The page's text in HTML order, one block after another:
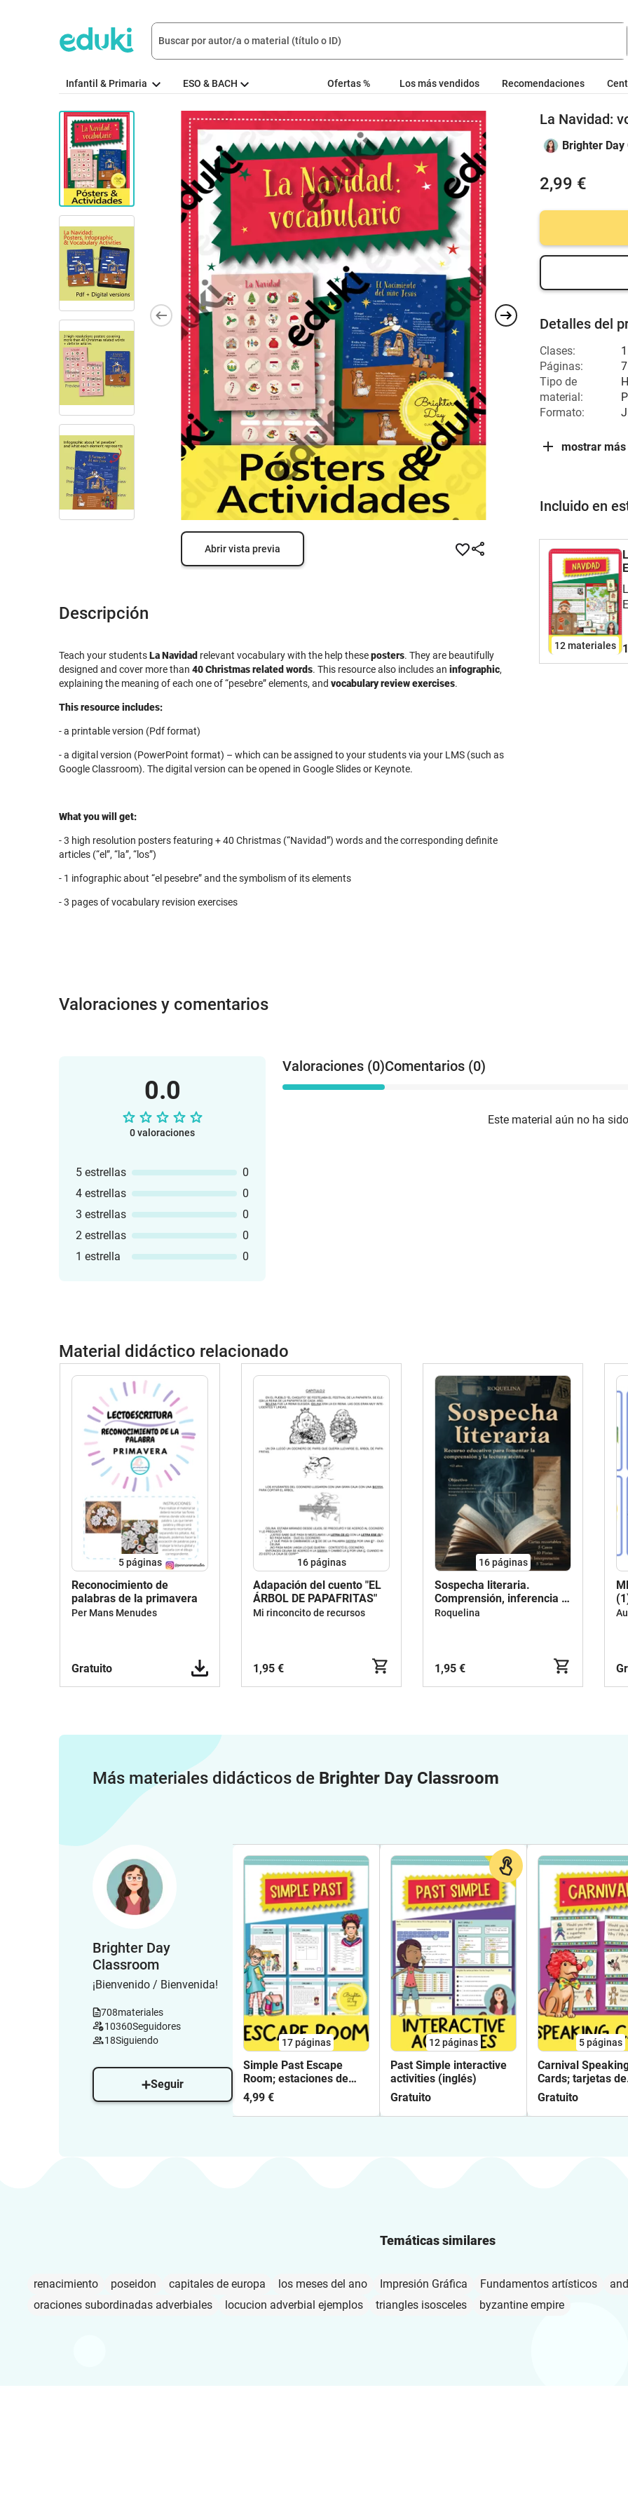
Infantil & Primaria ESO & BACH Ofertas % Los más vendidos Recomendaciones
Abrir vista previa
Descripción
Teach your studentsLa Navidad relevant vocabulary with the help theseposters. They are beautifully
designed and cover more than 40 Christmas related words. This resource also includes an infographic,
explaining the meaning of each one of “pesebre” elements, and vocabulary review exercises.
This resource includes:
- a printable version (Pdf format)
- a digital version (PowerPoint format) – which can be assigned to your students via your LMS (such as
Google Classroom). The digital version can be opened in Google Slides or Keynote.
What you will get:
- 3 high resolution posters featuring + 40 Christmas (“Navidad”) words and the corresponding definite
articles (“el”, “la”, “los”)
- 1 infographic about “el pesebre” and the symbolism of its elements
- 3 pages of vocabulary revision exercises
La Navidad:
Brighter Day
2,99 €
Detalles del
Clases:
Páginas:
Tipo de
material:
Formato:
mostrar más
Incluido en
12 materiales
Valoraciones y comentarios
0.0
0 valoraciones
5 estrellas
0
4 estrellas
0
3 estrellas
0
2 estrellas
0
1 estrella
0
Valoraciones (0)Comentarios (0)
Este material aún no ha
Material didáctico relacionado
5páginas
Reconocimiento de
palabras de la primavera
Per Mans Menudes
Gratuito
16páginas
Adapación del cuento "EL
ÁRBOL DE PAPAFRITAS"
Mi rinconcito de recursos
1,95 €
16páginas
Sospecha literaria.
Comprensión, inferencia y
escritura.
Roquelina
1,95 €
Más materiales didácticos de Brighter Day Classroom
Brighter Day
Classroom
¡Bienvenido / Bienvenida!
708materiales
10360Seguidores
18Siguiendo
Seguir
17páginas
Simple Past Escape
Room; estaciones de
trabajo (inglés)
4,99 €
12páginas
Past Simple interactive
activities (inglés)
Gratuito
5páginas
Carnival
Cards; tarjetas de
conversación
Gratuito
Temáticas similares
renacimiento poseidon capitales de europa los meses del ano Impresión Gráfica Fundamentos artísticos
oraciones subordinadas adverbiales
locucion adverbial ejemplos triangles isosceles byzantine empire